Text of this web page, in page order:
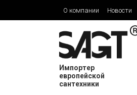
О компании Новости
Импортер
европейской
сантехники